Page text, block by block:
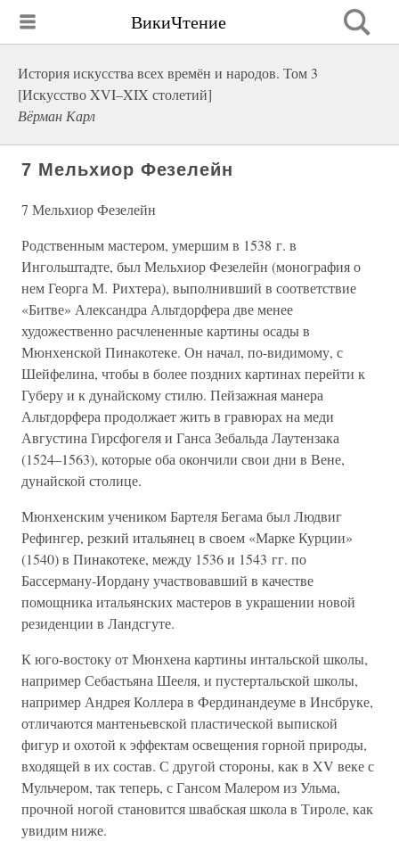
ВикиЧтение
История искусства всех времён и народов. Том 3
[Искусство XVI–XIX столетий]
Вёрман Карл
7 Мельхиор Фезелейн
7 Мельхиор Фезелейн
Родственным мастером, умершим в 1538 г. в
Ингольштадте, был Мельхиор Фезелейн (монография о
нем Георга М. Рихтера), выполнивший в соответствие
«Битве» Александра Альтдорфера две менее
художественно расчлененные картины осады в
Мюнхенской Пинакотеке. Он начал, по-видимому, с
Шейфелина, чтобы в более поздних картинах перейти к
Губеру и к дунайскому стилю. Пейзажная манера
Альтдорфера продолжает жить в гравюрах на меди
Августина Гирсфогеля и Ганса Зебальда Лаутензака
(1524–1563), которые оба окончили свои дни в Вене,
дунайской столице.
Мюнхенским учеником Бартеля Бегама был Людвиг
Рефингер, резкий итальянец в своем «Марке Курции»
(1540) в Пинакотеке, между 1536 и 1543 гг. по
Бассерману-Иордану участвовавший в качестве
помощника итальянских мастеров в украшении новой
резиденции в Ландсгуте.
К юго-востоку от Мюнхена картины интальской школы,
например Себастьяна Шееля, и пустертальской школы,
например Андрея Коллера в Фердинандеуме в Инсбруке,
отличаются мантеньевской пластической выпиской
фигур и охотой к эффектам освещения горной природы,
входящей в их состав. С другой стороны, как в XV веке с
Мульчером, так теперь, с Гансом Малером из Ульма,
прочной ногой становится швабская школа в Тироле, как
увидим ниже.